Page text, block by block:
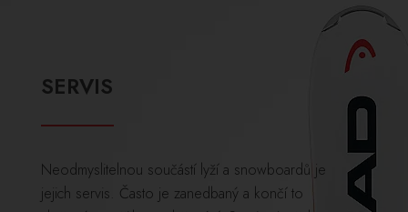
SERVIS
Neodmyslitelnou součástí lyží a snowboardů je
jejich servis. Často je zanedbaný a končí to